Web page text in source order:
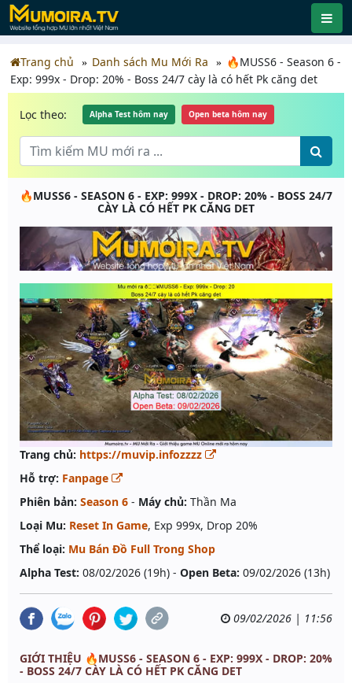
Trang chủ Danh sách Mu Mới Ra
🔥MUSS6 - Season 6 -
Exp: 999x - Drop: 20% - Boss 24/7 cày là có hết Pk căng det
Lọc theo: Alpha Test hôm nay Open beta hôm nay
🔥MUSS6 - SEASON 6 - EXP: 999X - DROP: 20% - BOSS 24/7
CÀY LÀ CÓ HẾT PK CĂNG DET
Trang chủ: https://muvip.infozzzz
Hỗ trợ: Fanpage
Phiên bản: Season 6 - Máy chủ: Thần Ma
Loại Mu: Reset In Game, Exp 999x, Drop 20%
Thể loại: Mu Bán Đồ Full Trong Shop
Alpha Test: 08/02/2026 (19h) - Open Beta: 09/02/2026 (13h)
09/02/2026 | 11:56
GIỚI THIỆU 🔥MUSS6 - SEASON 6 - EXP: 999X - DROP: 20%
- BOSS 24/7 CÀY LÀ CÓ HẾT PK CĂNG DET